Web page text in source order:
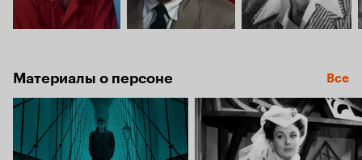
Материалы о персоне Все